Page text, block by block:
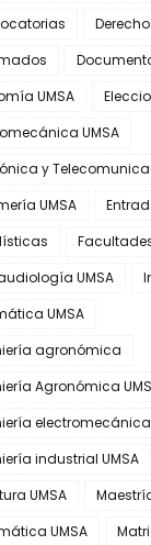
Derecho
UMSA
UMSA
y
UMSA
UMSA
UMSA
agronómica
Agronómica
electromecánica
industrial UMSA
UMSA
UMSA